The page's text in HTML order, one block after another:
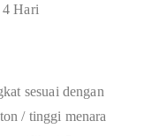
4 Hari
sesuai dengan
/ tinggi menara